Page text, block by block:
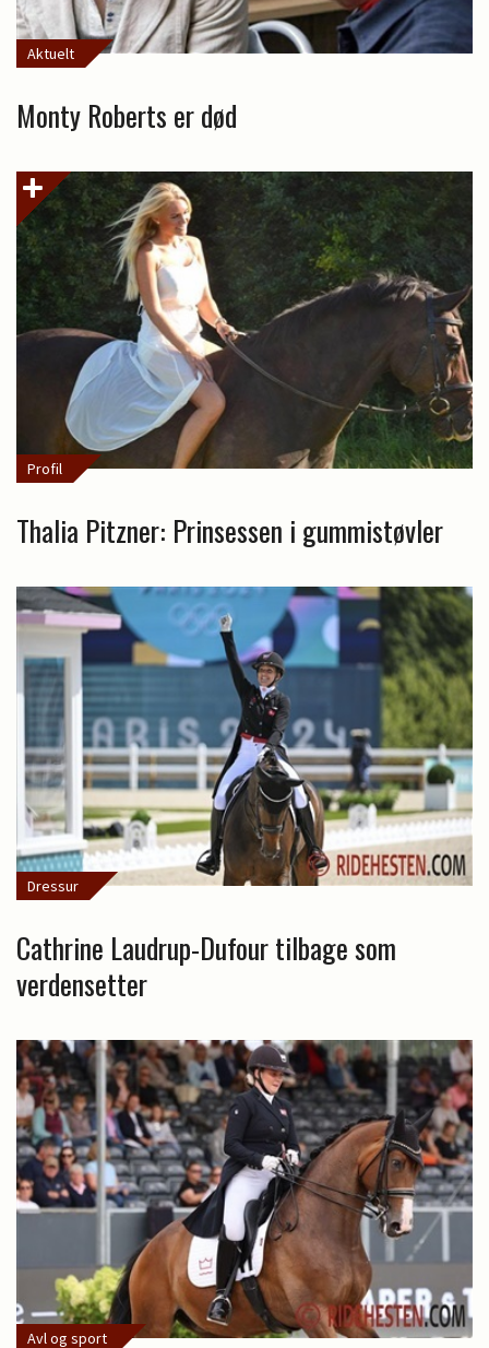
Aktuelt
Monty Roberts er død
Profil
Thalia Pitzner: Prinsessen i gummistøvler
Dressur
Cathrine Laudrup-Dufour tilbage som
verdensetter
Avl og sport